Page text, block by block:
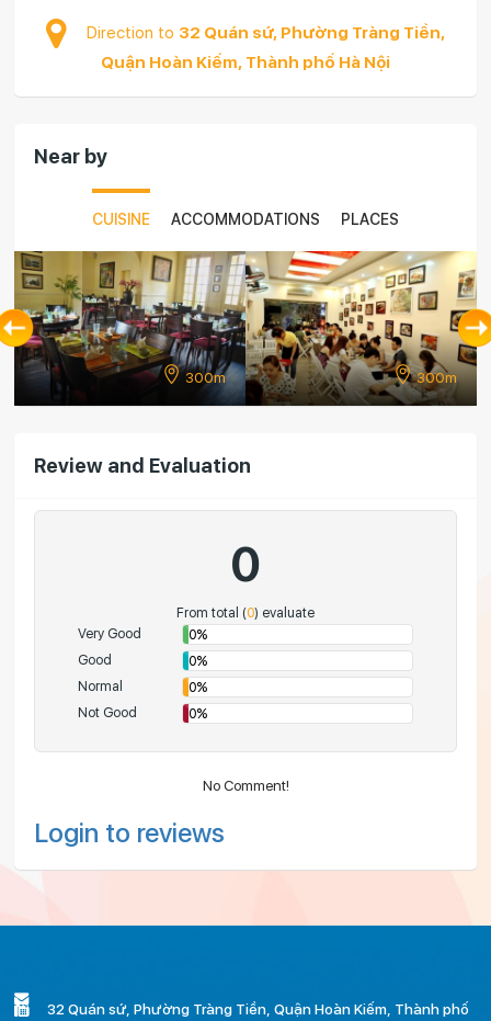
Direction to 32 Quán sứ, Phường Tràng Tiền,
Quận Hoàn Kiếm, Thành phố Hà Nội
Near by
CUISINE ACCOMMODATIONS PLACES
300m 300m
Review and Evaluation
0
From total (0) evaluate
Very Good
0%
Good
0%
Normal
0%
Not Good
0%
No Comment!
Login to reviews
32 Quán sứ, Phường Tràng Tiền, Quận Hoàn Kiếm, Thành phố